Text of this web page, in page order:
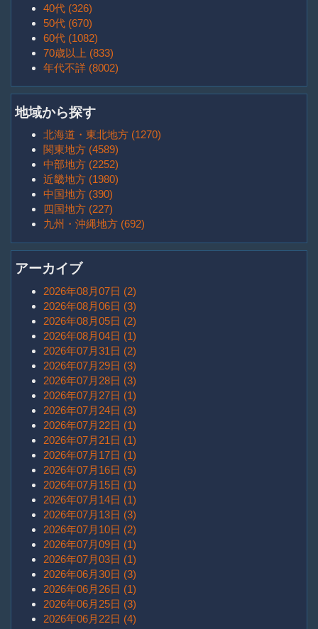
40代 (326)
50代 (670)
60代 (1082)
70歳以上 (833)
年代不詳 (8002)
地域から探す
北海道・東北地方 (1270)
関東地方 (4589)
中部地方 (2252)
近畿地方 (1980)
中国地方 (390)
四国地方 (227)
九州・沖縄地方 (692)
アーカイブ
2026年08月07日 (2)
2026年08月06日 (3)
2026年08月05日 (2)
2026年08月04日 (1)
2026年07月31日 (2)
2026年07月29日 (3)
2026年07月28日 (3)
2026年07月27日 (1)
2026年07月24日 (3)
2026年07月22日 (1)
2026年07月21日 (1)
2026年07月17日 (1)
2026年07月16日 (5)
2026年07月15日 (1)
2026年07月14日 (1)
2026年07月13日 (3)
2026年07月10日 (2)
2026年07月09日 (1)
2026年07月03日 (1)
2026年06月30日 (3)
2026年06月26日 (1)
2026年06月25日 (3)
2026年06月22日 (4)